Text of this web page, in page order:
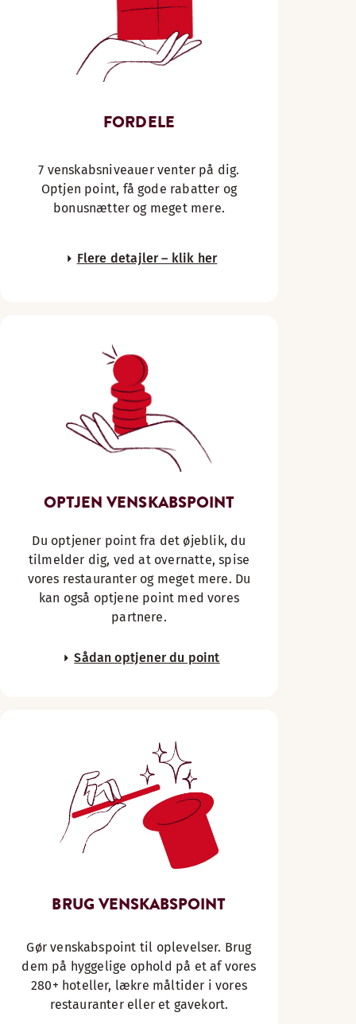
FORDELE
7 venskabsniveauer venter på dig.
Optjen point, få gode rabatter og
bonusnætter og meget mere.
Flere detajler – klik her
OPTJEN VENSKABSPOINT
Du optjener point fra det øjeblik, du
tilmelder dig, ved at overnatte, spise
vores restauranter og meget mere. Du
kan også optjene point med vores
partnere.
Sådan optjener du point
BRUG VENSKABSPOINT
Gør venskabspoint til oplevelser. Brug
dem på hyggelige ophold på et af vores
280+ hoteller, lækre måltider i vores
restauranter eller et gavekort.